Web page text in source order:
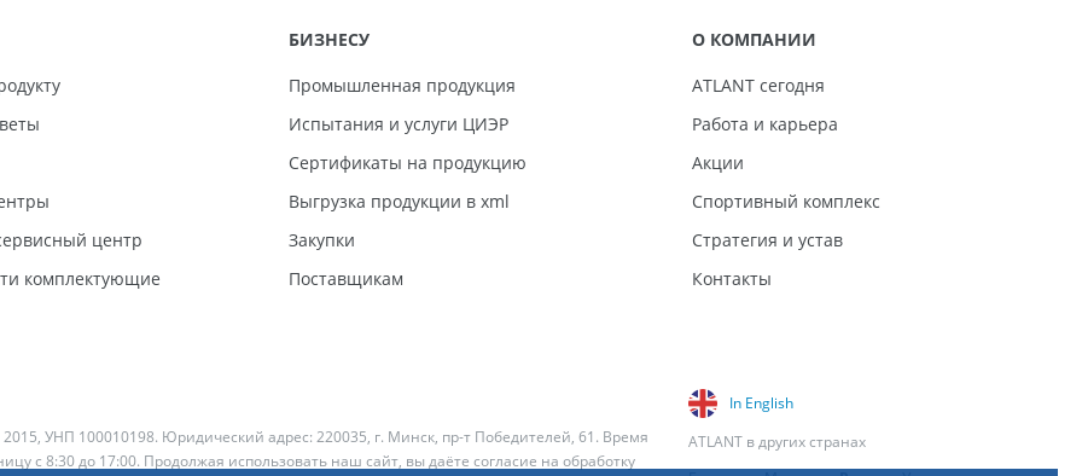
центр
комплектующие
БИЗНЕСУ
Промышленная продукция
Испытания и услуги ЦИЭР
Сертификаты на продукцию
Выгрузка продукции в xml
Закупки
Поставщикам
О КОМПАНИИ
ATLANT сегодня
Работа и карьера
Акции
Спортивный комплекс
Стратегия и устав
Контакты
2015, УНП 100010198. Юридический адрес: 220035, г. Минск, пр-т Победителей, 61. Время
с 8:30 до 17:00. Продолжая использовать наш сайт, вы даёте согласие на обработку
In English
ATLANT в других странах